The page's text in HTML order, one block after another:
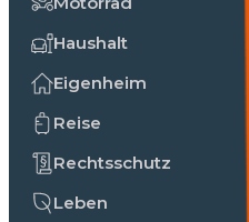
Haushalt
Eigenheim
Reise
Rechtsschutz
Leben